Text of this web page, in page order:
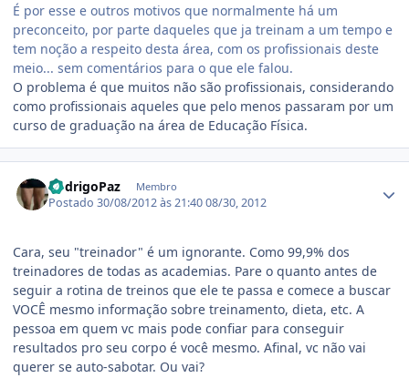
É por esse e outros motivos que normalmente há um
preconceito, por parte daqueles que ja treinam a um tempo e
tem noção a respeito desta área, com os profissionais deste
meio... sem comentários para o que ele falou.
O problema é que muitos não são profissionais, considerando
como profissionais aqueles que pelo menos passaram por um
curso de graduação na área de Educação Física.
RodrigoPaz Membro
Postado30/08/2012 às 21:4008/30, 2012
Cara, seu "treinador" é um ignorante. Como 99,9% dos
treinadores de todas as academias. Pare o quanto antes de
seguir a rotina de treinos que ele te passa e comece a buscar
VOCÊ mesmo informação sobre treinamento, dieta, etc. A
pessoa em quem vc mais pode confiar para conseguir
resultados pro seu corpo é você mesmo. Afinal, vc não vai
querer se auto-sabotar. Ou vai?